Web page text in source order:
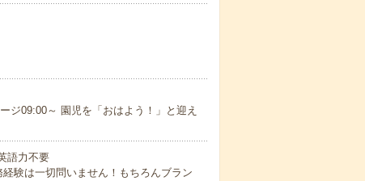
ジ09:00～ 園児を「おはよう！」と迎え
語力不要
験は一切問いません！もちろんブラン